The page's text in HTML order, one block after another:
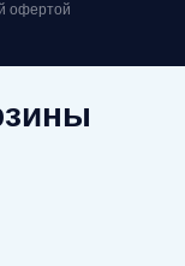
офертой